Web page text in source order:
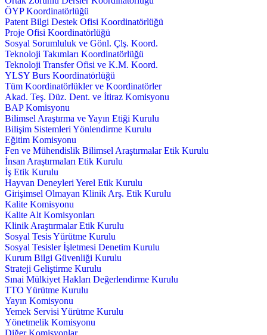
ÖYP Koordinatörlüğü
Patent Bilgi Destek Ofisi Koordinatörlüğü
Proje Ofisi Koordinatörlüğü
Sosyal Sorumluluk ve Gönl. Çlş. Koord.
Teknoloji Takımları Koordinatörlüğü
Teknoloji Transfer Ofisi ve K.M. Koord.
YLSY Burs Koordinatörlüğü
Tüm Koordinatörlükler ve Koordinatörler
Akad. Teş. Düz. Dent. ve İtiraz Komisyonu
BAP Komisyonu
Bilimsel Araştırma ve Yayın Etiği Kurulu
Bilişim Sistemleri Yönlendirme Kurulu
Eğitim Komisyonu
Fen ve Mühendislik Bilimsel Araştırmalar Etik Kurulu
İnsan Araştırmaları Etik Kurulu
İş Etik Kurulu
Hayvan Deneyleri Yerel Etik Kurulu
Girişimsel Olmayan Klinik Arş. Etik Kurulu
Kalite Komisyonu
Kalite Alt Komisyonları
Klinik Araştırmalar Etik Kurulu
Sosyal Tesis Yürütme Kurulu
Sosyal Tesisler İşletmesi Denetim Kurulu
Kurum Bilgi Güvenliği Kurulu
Strateji Geliştirme Kurulu
Sınai Mülkiyet Hakları Değerlendirme Kurulu
TTO Yürütme Kurulu
Yayın Komisyonu
Yemek Servisi Yürütme Kurulu
Yönetmelik Komisyonu